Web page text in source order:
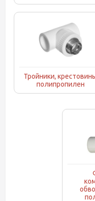
Тройники,
полипропилен